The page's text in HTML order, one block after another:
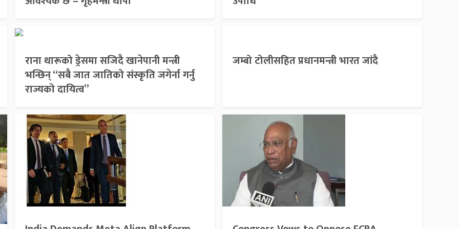
राना थारूको ड्रेसमा सजिदै खानेपानी मन्त्री
भन्छिन् “सबै जात जातिको संस्कृति जगेर्ना गर्नु
राज्यको दायित्व”
जम्बो टोलीसहित प्रधानमन्त्री भारत जांदै